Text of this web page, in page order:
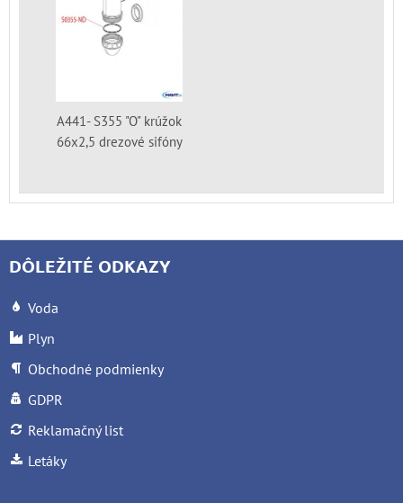
A441- S355 "O" krúžok
66x2,5 drezové sifóny
DÔLEŽITÉ ODKAZY
Voda
Plyn
Obchodné podmienky
GDPR
Reklamačný list
Letáky